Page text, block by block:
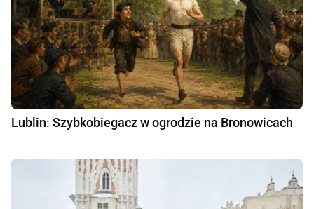
Lublin: Szybkobiegacz w ogrodzie na Bronowicach